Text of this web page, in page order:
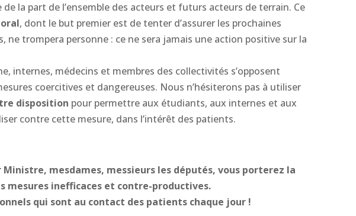
la part de l’ensemble des acteurs et futurs acteurs de terrain. Ce
, dont le but premier est de tenter d’assurer les prochaines
ne trompera personne : ce ne sera jamais une action positive sur la
internes, médecins et membres des collectivités s’opposent
coercitives et dangereuses. Nous n’hésiterons pas à utiliser
disposition pour permettre aux étudiants, aux internes et aux
contre cette mesure, dans l’intérêt des patients.
mesdames, messieurs les députés, vous porterez la
mesures inefficaces et contre-productives.
qui sont au contact des patients chaque jour !